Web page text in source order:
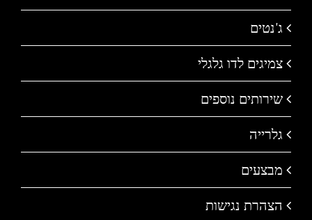
ג'נטים
צמיגים לדו גלגלי
שירותים נוספים
גלרייה
מבצעים
הצהרת נגישות